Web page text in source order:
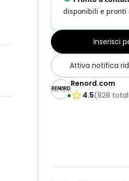
disponibili e pronti
Inserisci
Attiva notifica
Renord.com
4.5(828